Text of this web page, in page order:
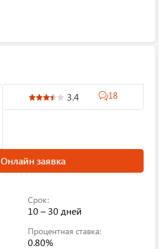
3.4 18
Онлайн заявка
Срок:
10 – 30 дней
Процентная ставка:
0.80%